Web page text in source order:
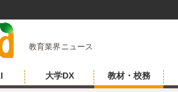
教育業界ニュース
大学DX 教材・校務